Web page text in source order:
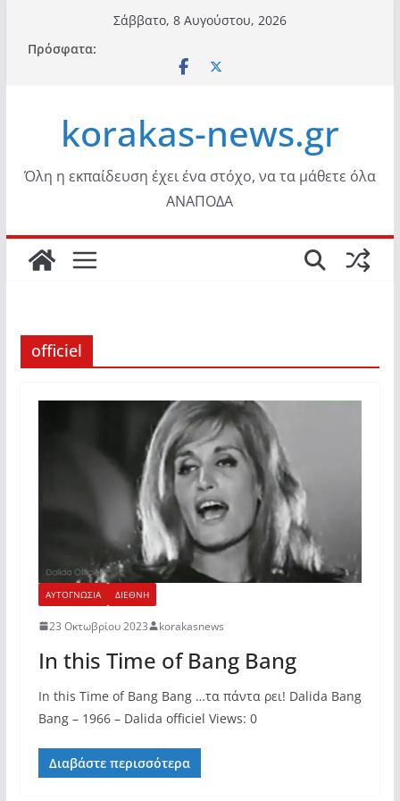
περιεχόμενο
Σάββατο, 8 Αυγούστου, 2026
Πρόσφατα:
korakas-news.gr
Όλη η εκπαίδευση έχει ένα στόχο, να τα μάθετε όλα
ΑΝΑΠΟΔΑ
officiel
ΑΥΤΟΓΝΩΣΙΑ ΔΙΕΘΝΗ
23 Οκτωβρίου 2023 korakasnews
In this Time of Bang Bang
In this Time of Bang Bang …τα πάντα ρει! Dalida Bang
Bang – 1966 – Dalida officiel Views: 0
Διαβάστε περισσότερα